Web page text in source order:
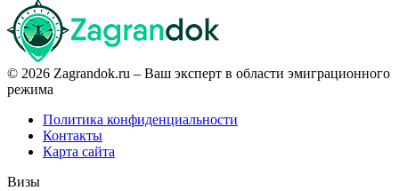
© 2026 Zagrandok.ru – Ваш эксперт в области эмиграционного
режима
Политика конфиденциальности
Контакты
Карта сайта
Визы